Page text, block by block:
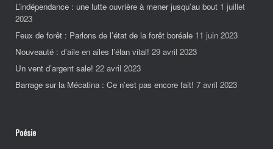
L’indépendance : une lutte ouvrière à mener jusqu’au bout 1 juillet
2023
Feux de forêt : Parlons de l’état de la forêt boréale 11 juin 2023
Nouveauté : d’aile en ailes l’élan vital! 29 avril 2023
Un vent d’argent sale! 22 avril 2023
Barrage sur la Mécatina : Ce n’est pas encore fait! 7 avril 2023
Poésie